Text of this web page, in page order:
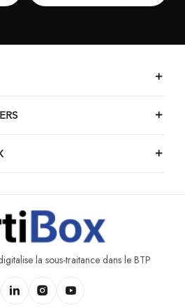
la sous-traitance dans le BTP